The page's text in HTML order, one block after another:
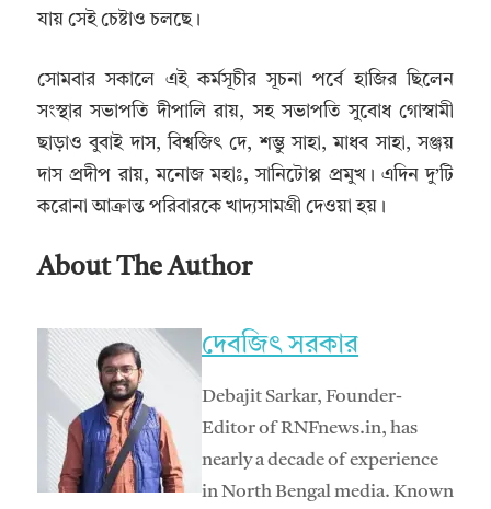
যায় সেই চেষ্টাও চলছে।
সোমবার সকালে এই কর্মসূচীর সূচনা পর্বে হাজির ছিলেন
সংস্থার সভাপতি দীপালি রায়, সহ সভাপতি সুবোধ গোস্বামী
ছাড়াও বুবাই দাস, বিশ্বজিৎ দে, শম্ভু সাহা, মাধব সাহা, সঞ্জয়
দাস প্রদীপ রায়, মনোজ মহাঃ, সানিটোপ্প প্রমুখ। এদিন দু’টি
করোনা আক্রান্ত পরিবারকে খাদ্যসামগ্রী দেওয়া হয়।
About The Author
দেবজিৎ সরকার
Debajit Sarkar, Founder-
Editor of RNFnews.in, has
nearly a decade of experience
in North Bengal media. Known